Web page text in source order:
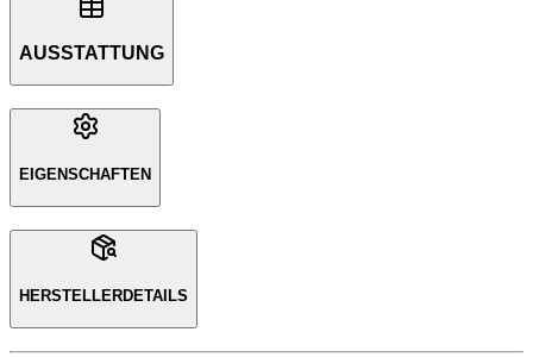
AUSSTATTUNG
EIGENSCHAFTEN
HERSTELLERDETAILS